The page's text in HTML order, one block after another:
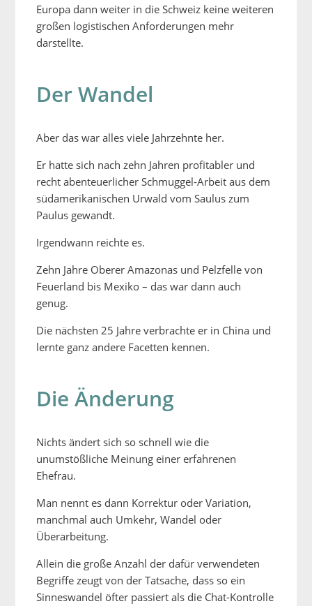
Europa dann weiter in die Schweiz keine weiteren
großen logistischen Anforderungen mehr
darstellte.
Der Wandel
Aber das war alles viele Jahrzehnte her.
Er hatte sich nach zehn Jahren profitabler und
recht abenteuerlicher Schmuggel-Arbeit aus dem
südamerikanischen Urwald vom Saulus zum
Paulus gewandt.
Irgendwann reichte es.
Zehn Jahre Oberer Amazonas und Pelzfelle von
Feuerland bis Mexiko – das war dann auch
genug.
Die nächsten 25 Jahre verbrachte er in China und
lernte ganz andere Facetten kennen.
Die Änderung
Nichts ändert sich so schnell wie die
unumstößliche Meinung einer erfahrenen
Ehefrau.
Man nennt es dann Korrektur oder Variation,
manchmal auch Umkehr, Wandel oder
Überarbeitung.
Allein die große Anzahl der dafür verwendeten
Begriffe zeugt von der Tatsache, dass so ein
Sinneswandel öfter passiert als die Chat-Kontrolle